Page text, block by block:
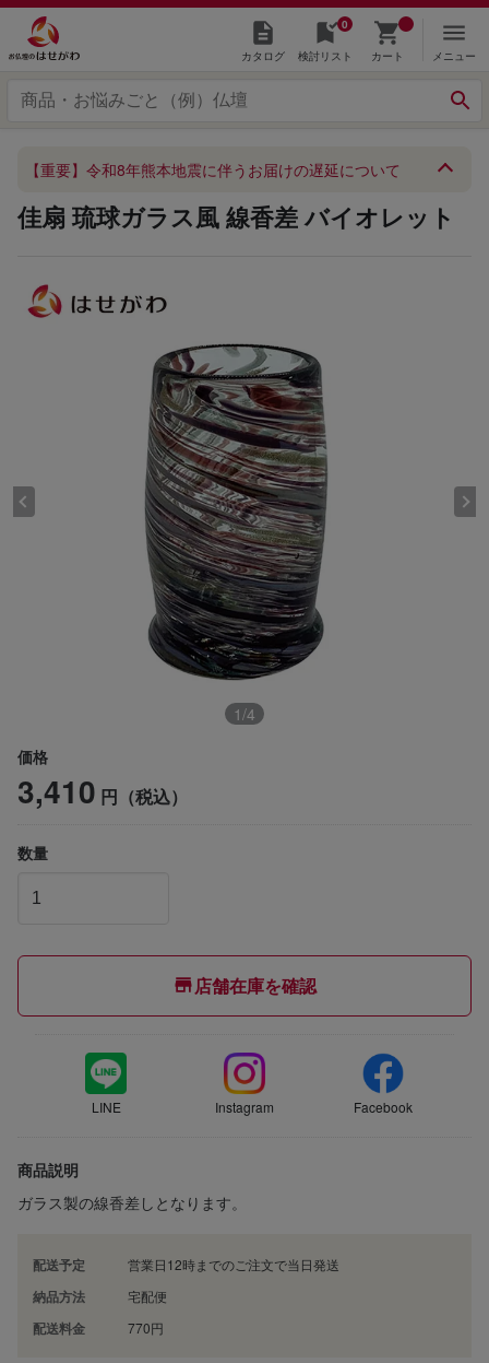
カタログ
0
検討リスト カート メニュー
【重要】令和8年熊本地震に伴うお届けの遅延について
佳扇 琉球ガラス風 線香差 バイオレット
1/4
価格
3,410 円（税込）
数量
店舗在庫を確認
LINE Instagram Facebook
商品説明
ガラス製の線香差しとなります。
配送予定 営業日12時までのご注文で当日発送
納品方法 宅配便
配送料金 770円